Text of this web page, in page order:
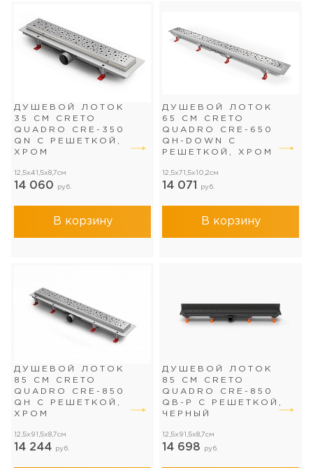
ДУШЕВОЙ ЛОТОК
35 СМ CRETO
QUADRO CRE-350
QN С РЕШЕТКОЙ,
ХРОМ
12,5x41,5x8,7см
14 060 руб.
В корзину
ДУШЕВОЙ ЛОТОК
65 СМ CRETO
QUADRO CRE-650
QH-DOWN С
РЕШЕТКОЙ, ХРОМ
12,5x71,5x10,2см
14 071 руб.
В корзину
ДУШЕВОЙ ЛОТОК
85 СМ CRETO
QUADRO CRE-850
QH С РЕШЕТКОЙ,
ХРОМ
12,5x91,5x8,7см
14 244 руб.
ДУШЕВОЙ ЛОТОК
85 СМ CRETO
QUADRO CRE-850
QB-P С РЕШЕТКОЙ,
ЧЕРНЫЙ
12,5x91,5x8,7см
14 698 руб.